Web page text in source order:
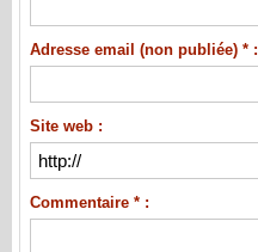
Adresse email (non publiée) * :
Site web :
Commentaire * :